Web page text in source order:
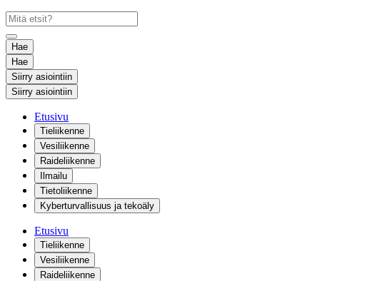
Hae
Hae
Siirry asiointiin
Siirry asiointiin
Etusivu
Tieliikenne
Vesiliikenne
Raideliikenne
Ilmailu
Tietoliikenne
Kyberturvallisuus ja tekoäly
Etusivu
Tieliikenne
Vesiliikenne
Raideliikenne